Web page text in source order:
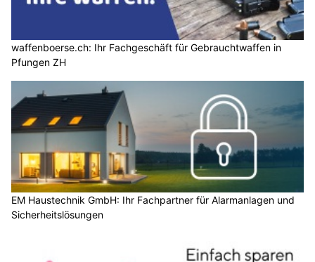
waffenboerse.ch: Ihr Fachgeschäft für Gebrauchtwaffen in
Pfungen ZH
EM Haustechnik GmbH: Ihr Fachpartner für Alarmanlagen und
Sicherheitslösungen